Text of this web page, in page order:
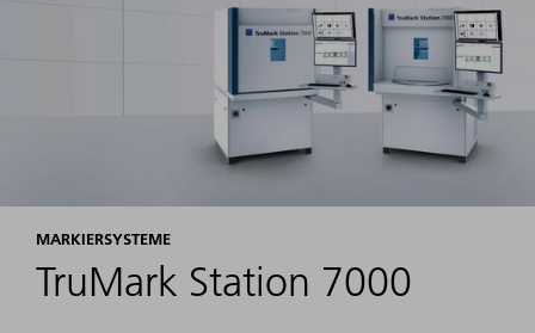
MARKIERSYSTEME
TruMark Station 7000